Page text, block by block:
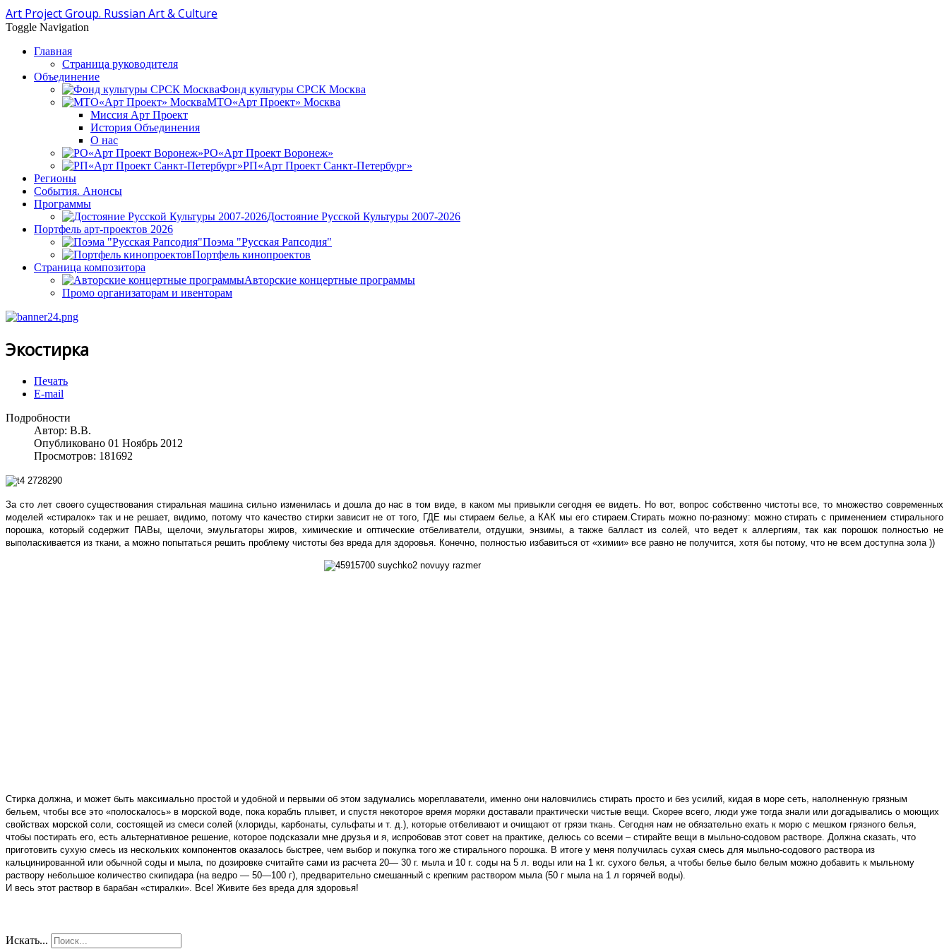
Art Project Group. Russian Art & Culture
Toggle Navigation
Главная
Страница руководителя
Объединение
Фонд культуры СРСК Москва
МТО«Арт Проект» Москва
Миссия Арт Проект
История Объединения
О нас
РО«Арт Проект Воронеж»
РП«Арт Проект Санкт-Петербург»
Регионы
События. Анонсы
Программы
Достояние Русской Культуры 2007-2026
Портфель арт-проектов 2026
Поэма "Русская Рапсодия"
Портфель кинопроектов
Страница композитора
Авторские концертные программы
Промо организаторам и ивенторам
Экостирка
Печать
E-mail
Подробности
Автор: В.В.
Опубликовано 01 Ноябрь 2012
Просмотров: 181692
За сто лет своего существования стиральная машина сильно изменилась и дошла до нас в том виде, в каком мы привыкли сегодня ее видеть. Но вот, вопрос собственно чистоты все, то множество современных
моделей «стиралок» так и не решает, видимо, потому что качество стирки зависит не от того, ГДЕ мы стираем белье, а КАК мы его стираем. Стирать можно по-разному: можно стирать с применением стирального
порошка, который содержит ПАВы, щелочи, эмульгаторы жиров, химические и оптические отбеливатели, отдушки, энзимы, а также балласт из солей, что ведет к аллергиям, так как порошок полностью не
выполаскивается из ткани, а можно попытаться решить проблему чистоты без вреда для здоровья.
Конечно, полностью избавиться от «химии» все равно не получится, хотя бы потому, что не всем доступна зола ))
Стирка должна, и может быть максимально простой и удобной и первыми об этом задумались мореплаватели, именно они наловчились стирать просто и без усилий, кидая в море сеть, наполненную грязным
бельем, чтобы все это «полоскалось» в морской воде, пока корабль плывет, и спустя некоторое время моряки доставали практически чистые вещи. Скорее всего, люди уже тогда знали или догадывались о моющих
свойствах морской соли, состоящей из смеси солей (хлориды, карбонаты, сульфаты и т. д.), которые отбеливают и очищают от грязи ткань. Сегодня нам не обязательно ехать к морю с мешком грязного белья,
чтобы постирать его, есть альтернативное решение, которое подсказали мне друзья и я, испробовав этот совет на практике, делюсь со всеми – стирайте вещи в мыльно-содовом растворе . Должна сказать, что
приготовить сухую смесь из нескольких компонентов оказалось быстрее, чем выбор и покупка того же стирального порошка. В итоге у меня получилась сухая смесь для мыльно-содового раствора из
кальцинированной или обычной соды и мыла, по дозировке считайте сами из расчета 20— 30 г. мыла и 10 г. соды на 5 л. воды или на 1 кг. сухого белья, а чтобы белье было белым можно добавить к мыльному
раствору небольшое количество скипидара (на ведро — 50—100 г), предварительно смешанный с крепким раствором мыла (50 г мыла на 1 л горячей воды).
И весь этот раствор в барабан «стиралки». Все! Живите без вреда для здоровья!
Искать...